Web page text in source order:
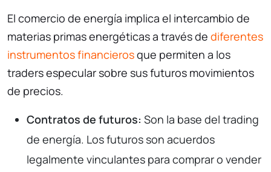
El comercio de energía implica el intercambio de
materias primas energéticas a través de diferentes
instrumentos financierosque permiten a los
traders especular sobre sus futuros movimientos
de precios.
Contratos de futuros: Son la base del trading
de energía. Los futuros son acuerdos
legalmente vinculantes para comprar o vender